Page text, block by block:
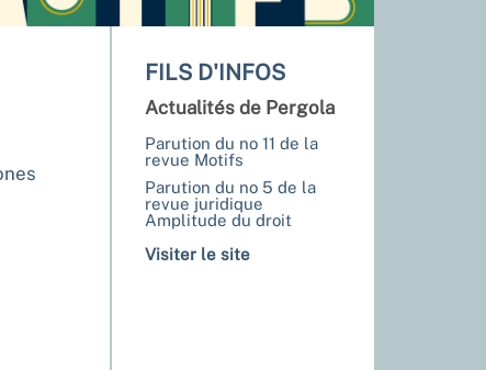
FILS D'INFOS
Actualités de Pergola
Parution du no 11 de la
revue Motifs
Parution du no 5 de la
revue juridique
Amplitude du droit
Visiter le site